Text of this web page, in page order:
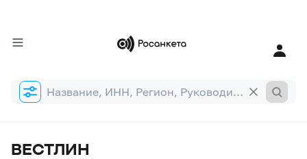
Форма
поиска
ВЕСТЛИН